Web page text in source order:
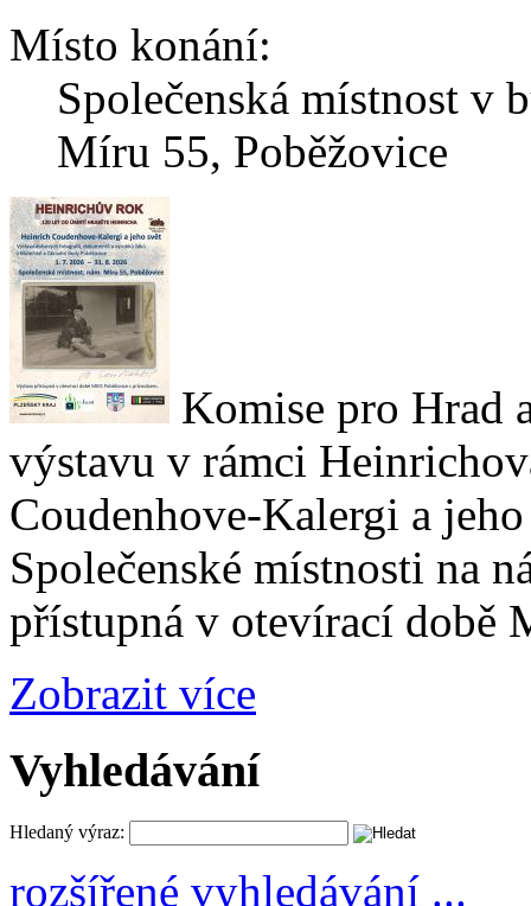
Místo konání:
Společenská místnost v
Míru 55, Poběžovice
Komise pro Hrad
výstavu v rámci
Coudenhove-Kalergi a
Společenské místnosti na
přístupná v otevírací době
Zobrazit více
Vyhledávání
Hledaný výraz:
rozšířené vyhledávání ...